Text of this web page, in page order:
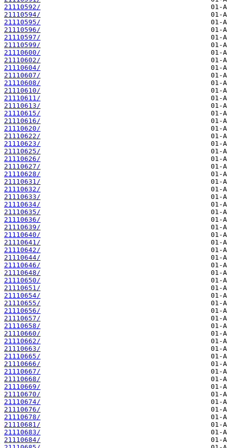
21110592/
21110594/
21110595/
21110596/
21110597/
21110599/
21110600/
21110602/
21110604/
21110607/
21110608/
21110610/
21110611/
21110613/
21110615/
21110616/
21110620/
21110622/
21110623/
21110625/
21110626/
21110627/
21110628/
21110631/
21110632/
21110633/
21110634/
21110635/
21110636/
21110639/
21110640/
21110641/
21110642/
21110644/
21110646/
21110648/
21110650/
21110651/
21110654/
21110655/
21110656/
21110657/
21110658/
21110660/
21110662/
21110663/
21110665/
21110666/
21110667/
21110668/
21110669/
21110670/
21110674/
21110676/
21110678/
21110681/
21110683/
21110684/